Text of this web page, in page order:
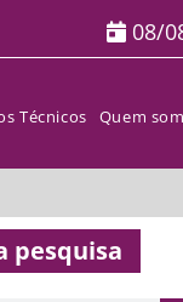
08/
Técnicos Quem
pesquisa